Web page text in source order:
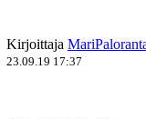
Kirjoittaja
23.09.19 17:37